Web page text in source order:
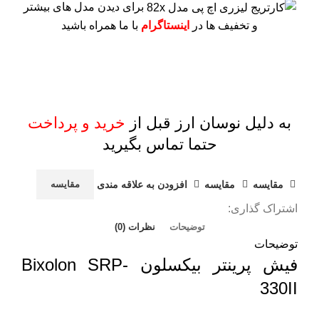
برای دیدن مدل های بیشتر
و تخفیف ها در
اینستاگرام با ما همراه باشید
به دلیل نوسان ارز قبل از خرید و پرداخت
حتما تماس بگیرید
مقايسه مقایسه افزودن به علاقه مندی مقایسه
اشتراک گذاری:
توضیحات نظرات (0)
توضیحات
فیش پرینتر بیکسلون Bixolon SRP-
330II